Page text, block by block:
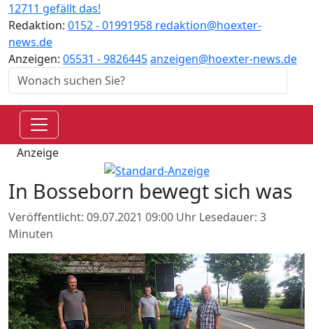
12711 gefällt das!
Redaktion: 0152 - 01991958 redaktion@hoexter-
news.de
Anzeigen: 05531 - 9826445anzeigen@hoexter-news.de
Anzeige
In Bosseborn bewegt sich was
Veröffentlicht: 09.07.2021 09:00 Uhr Lesedauer: 3
Minuten